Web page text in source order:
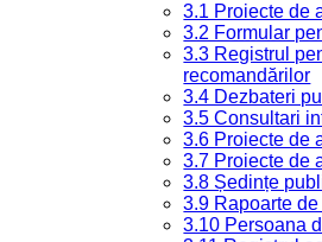
3.1 Proiecte de
3.2 Formular
3.3 Registrul
recomandărilor
3.4 Dezbateri
3.5 Consultari
3.6 Proiecte de
3.7 Proiecte de
3.8 Ședințe
3.9 Rapoarte
3.10 Persoana